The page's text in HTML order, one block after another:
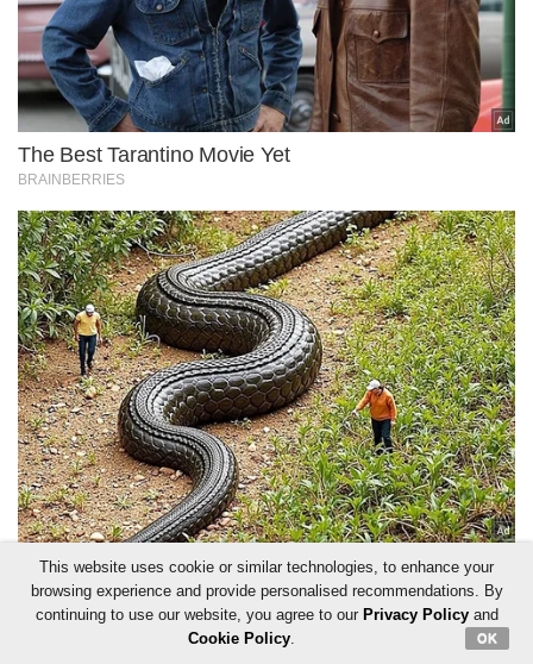
This website uses cookie or similar technologies, to enhance your
browsing experience and provide personalised recommendations. By
continuing to use our website, you agree to our Privacy Policyand
Cookie Policy. OK